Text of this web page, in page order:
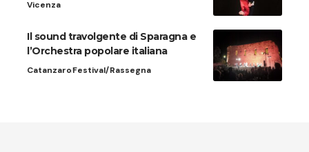
Vicenza
Il sound travolgente di Sparagna e
l’Orchestra popolare italiana
CatanzaroFestival/Rassegna